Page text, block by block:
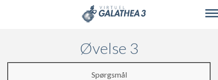
Øvelse 3
Spørgsmål